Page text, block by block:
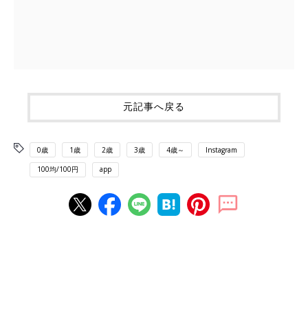
元記事へ戻る
0歳 1歳 2歳 3歳 4歳～ Instagram
100均/100円 app